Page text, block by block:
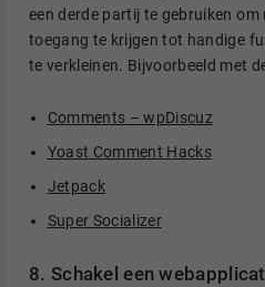
een derde partij te gebruiken om
toegang te krijgen tot handige
te verkleinen. Bijvoorbeeld met
Comments – wpDiscuz
Yoast Comment Hacks
Jetpack
Super Socializer
8. Schakel een